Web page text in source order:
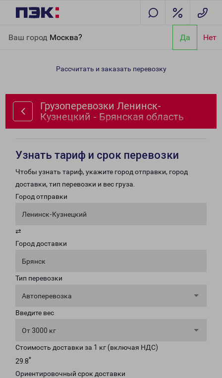
Ваш город Москва? Да Нет
Брянская область
Рассчитать и заказать перевозку
Грузоперевозки Ленинск-
Кузнецкий - Брянская область
Узнать тариф и срок перевозки
Чтобы узнать тариф, укажите город отправки, город
доставки, тип перевозки и вес груза.
Город отправки
Ленинск-Кузнецкий
⇄
Город доставки
Брянск
Тип перевозки
Автоперевозка
Введите вес
От 3000 кг
Стоимость доставки за 1 кг (включая НДС)
29.8*
Ориентировочный срок доставки